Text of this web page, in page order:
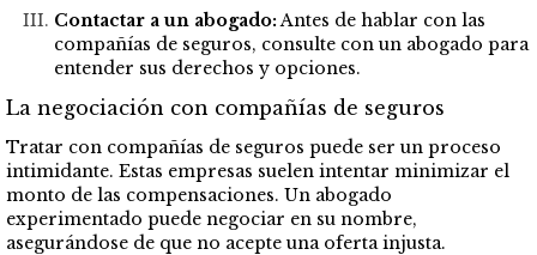
Contactar a un abogado:Antes de hablar con las
compañías de seguros, consulte con un abogado para
entender sus derechos y opciones.
La negociación con compañías de seguros
Tratar con compañías de seguros puede ser un proceso
intimidante. Estas empresas suelen intentar minimizar el
monto de las compensaciones. Un abogado
experimentado puede negociar en su nombre,
asegurándose de que no acepte una oferta injusta.